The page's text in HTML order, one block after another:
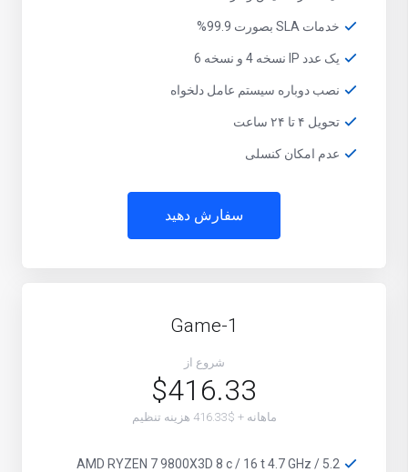
خدمات SLA بصورت 99.9%
یک عدد IP نسخه 4 و نسخه 6
نصب دوباره سیستم عامل دلخواه
تحویل ۴ تا ۲۴ ساعت
عدم امکان کنسلی
سفارش دهید
Game-1
شروع از
$416.33
ماهانه + $416.33 هزینه تنظیم
AMD RYZEN 7 9800X3D 8 c / 16 t 4.7 GHz / 5.2